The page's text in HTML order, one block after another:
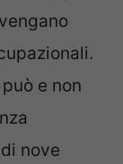
e non
nove